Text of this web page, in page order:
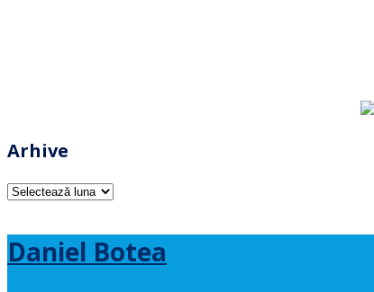
Arhive
Arhive
Daniel Botea